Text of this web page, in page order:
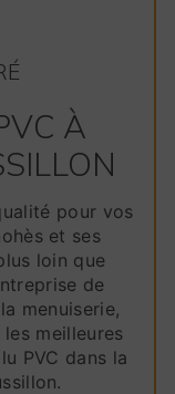
À
pour vos
et ses
loin que
de
menuiserie,
meilleures
PVC dans la